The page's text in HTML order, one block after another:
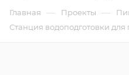
Главная — Проекты —
Станция водоподготовки